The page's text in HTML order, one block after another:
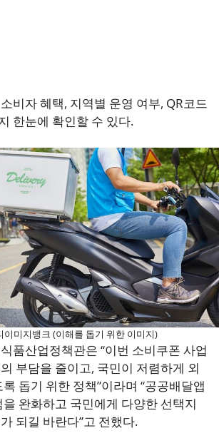
비자 혜택, 지역별 운영 여부, QR코드
한눈에 확인할 수 있다.
이미지뱅크 (이해를 돕기 위한 이미지)
품산업정책관은 “이번 소비쿠폰 사업
부담을 줄이고, 국민이 저렴하게 외
돕기 위한 정책”이라며 “공공배달앱
완화하고 국민에게 다양한 선택지
되길 바란다”고 전했다.